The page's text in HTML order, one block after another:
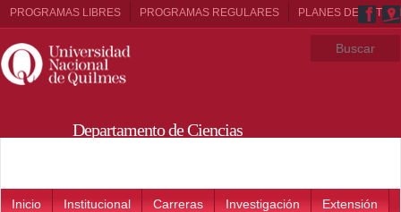
PROGRAMAS LIBRES PROGRAMAS REGULARES PLANES DE
Departamento de Ciencias
Main menu
Inicio Institucional Carreras Investigación Extensión